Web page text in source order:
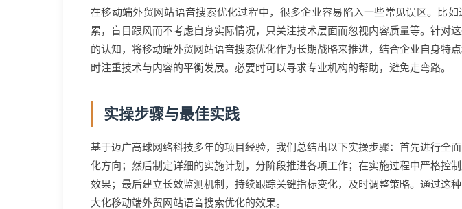
在移动端外贸网站语音搜索优化过程中，很多企业容易陷入一些常见误区。比
累，盲目跟风而不考虑自身实际情况，只关注技术层面而忽视内容质量等。针对
的认知，将移动端外贸网站语音搜索优化作为长期战略来推进，结合企业自身特
时注重技术与内容的平衡发展。必要时可以寻求专业机构的帮助，避免走弯路。
实操步骤与最佳实践
基于迈广高球网络科技多年的项目经验，我们总结出以下实操步骤：首先进行全
化方向；然后制定详细的实施计划，分阶段推进各项工作；在实施过程中严格控
效果；最后建立长效监测机制，持续跟踪关键指标变化，及时调整策略。通过这
大化移动端外贸网站语音搜索优化的效果。